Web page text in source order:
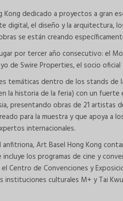
dedicado a proyectos a gran
digital, el diseño y la arquitectura,
se están creando
por tercer año consecutivo: el
de Swire Properties, el socio
temáticas dentro de los stands de
la historia de la feria) con un
presentando obras de 21 artistas
para la muestra y que apoya a
internacionales.
Art Basel Hong Kong
los programas de cine y
Centro de Convenciones y
instituciones culturales M+ y Tai